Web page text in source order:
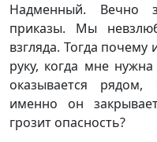
Надменный. Вечно
приказы. Мы
взгляда. Тогда почему
руку, когда мне
оказывается
именно он
грозит опасность?